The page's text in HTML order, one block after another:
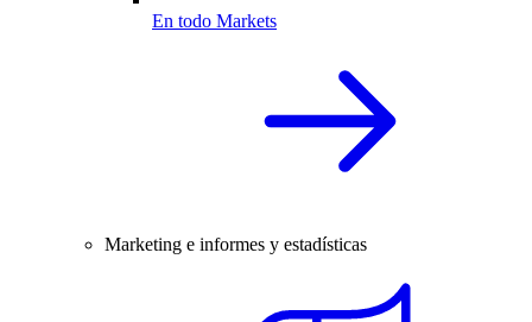
En todo Markets
Marketing e informes y estadísticas